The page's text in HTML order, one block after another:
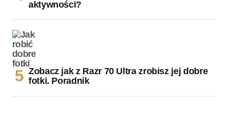
aktywności?
Zobacz jak z Razr 70 Ultra zrobisz jej dobre
fotki. Poradnik